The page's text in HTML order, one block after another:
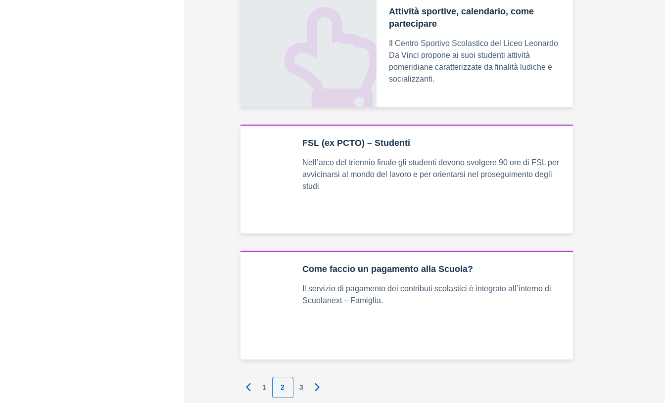
Attività sportive, calendario, come
partecipare
Il Centro Sportivo Scolastico del Liceo Leonardo
Da Vinci propone ai suoi studenti attività
pomeridiane caratterizzate da finalità ludiche e
socializzanti.
FSL (ex PCTO) – Studenti
Nell’arco del triennio finale gli studenti devono svolgere 90 ore di FSL per
avvicinarsi al mondo del lavoro e per orientarsi nel proseguimento degli
studi
Come faccio un pagamento alla Scuola?
Il servizio di pagamento dei contributi scolastici è integrato all’interno di
Scuolanext – Famiglia.
Pagina precedente
1 2 3 Pagina successiva